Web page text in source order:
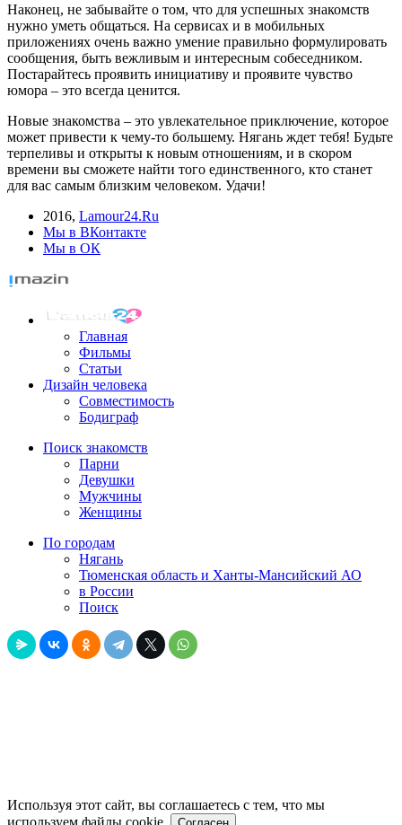
Наконец, не забывайте о том, что для успешных знакомств
нужно уметь общаться. На сервисах и в мобильных
приложениях очень важно умение правильно формулировать
сообщения, быть вежливым и интересным собеседником.
Постарайтесь проявить инициативу и проявите чувство
юмора – это всегда ценится.
Новые знакомства – это увлекательное приключение, которое
может привести к чему-то большему. Нягань ждет тебя! Будьте
терпеливы и открыты к новым отношениям, и в скором
времени вы сможете найти того единственного, кто станет
для вас самым близким человеком. Удачи!
2016, Lamour24.Ru
Мы в ВКонтакте
Мы в ОК
Главная
Фильмы
Статьи
Дизайн человека
Совместимость
Бодиграф
Поиск знакомств
Парни
Девушки
Мужчины
Женщины
По городам
Нягань
Тюменская область и Ханты-Мансийский АО
в России
Поиск
Используя этот сайт, вы соглашаетесь с тем, что мы
используем файлы cookie.